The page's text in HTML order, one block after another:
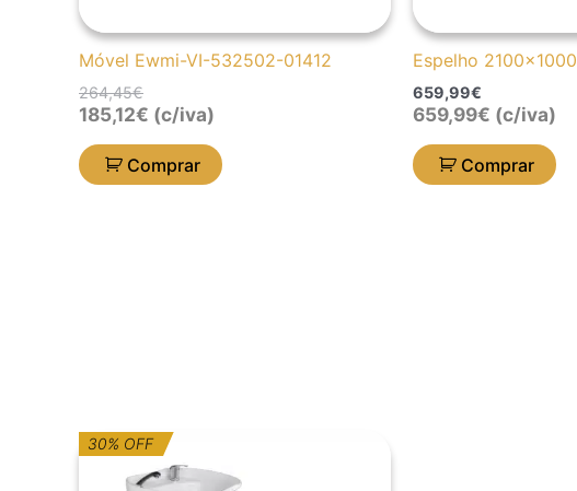
Móvel Ewmi-VI-532502-01412
264,45€
185,12€ (c/iva)
Comprar
Espelho 2100×1000
659,99€
659,99€ (c/iva)
Comprar
30% OFFO
preço
original
O
preço
atual